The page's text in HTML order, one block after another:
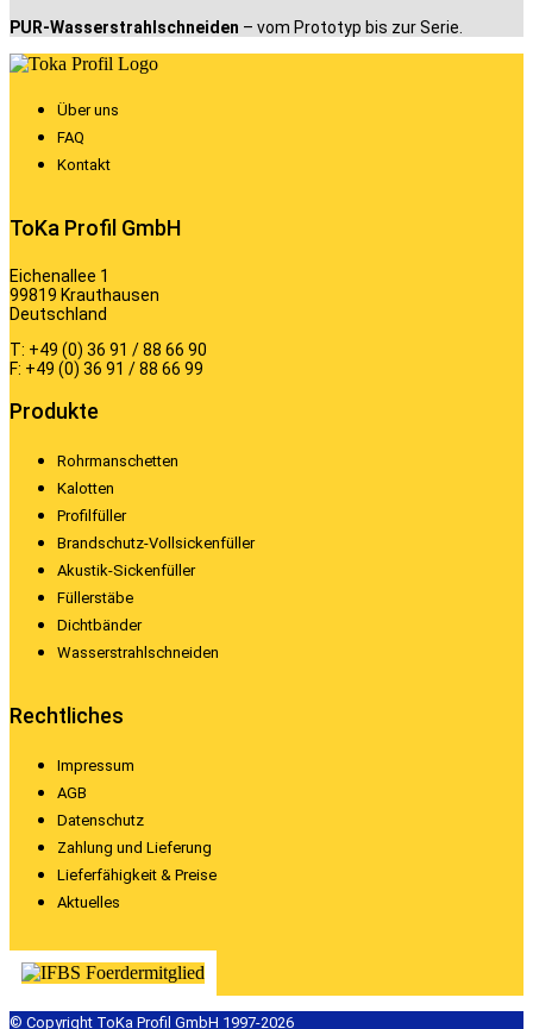
PUR-Wasserstrahlschneiden – vom Prototyp bis zur Serie.
Über uns
FAQ
Kontakt
ToKa Profil GmbH
Eichenallee 1
99819 Krauthausen
Deutschland
T: +49 (0) 36 91 / 88 66 90
F: +49 (0) 36 91 / 88 66 99
Produkte
Rohrmanschetten
Kalotten
Profilfüller
Brandschutz-Vollsickenfüller
Akustik-Sickenfüller
Füllerstäbe
Dichtbänder
Wasserstrahlschneiden
Rechtliches
Impressum
AGB
Datenschutz
Zahlung und Lieferung
Lieferfähigkeit & Preise
Aktuelles
© Copyright ToKa Profil GmbH 1997-2026